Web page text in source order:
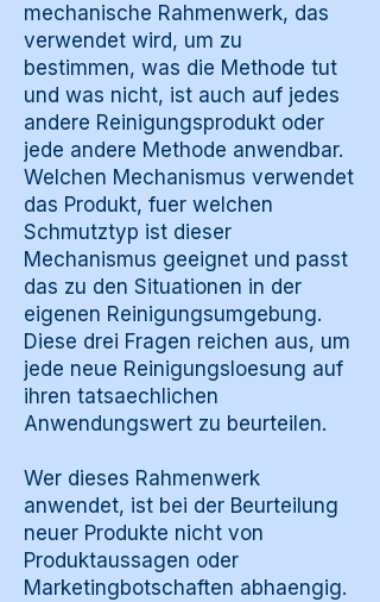
mechanische Rahmenwerk, das
verwendet wird, um zu
bestimmen, was die Methode tut
und was nicht, ist auch auf jedes
andere Reinigungsprodukt oder
jede andere Methode anwendbar.
Welchen Mechanismus verwendet
das Produkt, fuer welchen
Schmutztyp ist dieser
Mechanismus geeignet und passt
das zu den Situationen in der
eigenen Reinigungsumgebung.
Diese drei Fragen reichen aus, um
jede neue Reinigungsloesung auf
ihren tatsaechlichen
Anwendungswert zu beurteilen.
Wer dieses Rahmenwerk
anwendet, ist bei der Beurteilung
neuer Produkte nicht von
Produktaussagen oder
Marketingbotschaften abhaengig.